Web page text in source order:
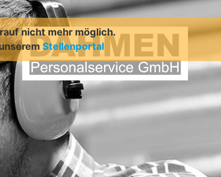
nicht mehr möglich.
Stellenportal